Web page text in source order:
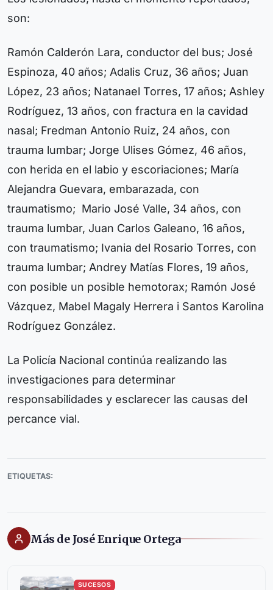
son:
Ramón Calderón Lara, conductor del bus; José
Espinoza, 40 años; Adalis Cruz, 36 años; Juan
López, 23 años; Natanael Torres, 17 años; Ashley
Rodríguez, 13 años, con fractura en la cavidad
nasal; Fredman Antonio Ruiz, 24 años, con
trauma lumbar; Jorge Ulises Gómez, 46 años,
con herida en el labio y escoriaciones; María
Alejandra Guevara, embarazada, con
traumatismo; Mario José Valle, 34 años, con
trauma lumbar, Juan Carlos Galeano, 16 años,
con traumatismo; Ivania del Rosario Torres, con
trauma lumbar; Andrey Matías Flores, 19 años,
con posible un posible hemotorax; Ramón José
Vázquez, Mabel Magaly Herrera i Santos Karolina
Rodríguez González.
La Policía Nacional continúa realizando las
investigaciones para determinar
responsabilidades y esclarecer las causas del
percance vial.
ETIQUETAS:
Más de José Enrique Ortega
SUCESOS